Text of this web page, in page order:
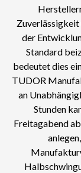
Zuverlässigkeit
der
Standard
bedeutet dies
TUDOR
an
Stunden
Freitagabend